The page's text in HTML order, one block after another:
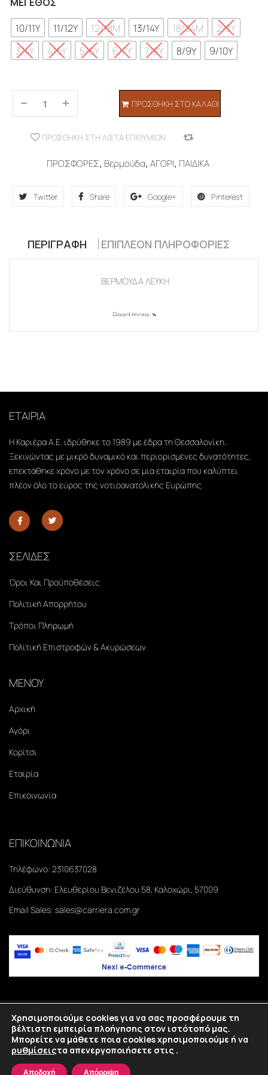
10/11Y
11/12Y 12/18M 13/14Y 18/24M
2/3Y
3/4Y
4/5Y 5/6Y 6/7Y 7/8Y 8/9Y 9/10Y
ΠΡΟΣΘΉΚΗ ΣΤΟ ΚΑΛΆΘΙ
ΠΡΟΣΘΉΚΗ ΣΤΗ ΛΊΣΤΑ ΕΠΙΘΥΜΙΏΝ
ΠΡΟΣΦΟΡΕΣ, Βερμούδα, ΑΓΟΡΙ, ΠΑΙΔΙΚΑ
Twitter Share Google+ Pinterest
ΠΕΡΙΓΡΑΦΉ ΕΠΙΠΛΈΟΝ ΠΛΗΡΟΦΟΡΊΕΣ
ΒΕΡΜΟΥΔΑ ΛΕΥΚΗ
Read more
ΕΤΑΙΡΙΑ
Η Καριέρα Α.Ε. ιδρύθηκε το 1989 με έδρα τη Θεσσαλονίκη..
Ξεκινώντας με μικρό δυναμικό και περιορισμένες δυνατότητες,
επεκτάθηκε χρόνο με τον χρόνο σε μια εταιρία που καλύπτει
πλέον όλο το εύρος της νοτιοανατολικής Ευρώπης.
ΣΕΛΙΔΕΣ
Όροι Και Προϋποθέσεις
Πολιτική Απορρήτου
Τρόποι Πληρωμή
Πολιτική Επιστροφών & Ακυρώσεων
ΜΕΝΟΥ
Αρχική
Αγόρι
Κορίτσι
Εταιρία
Επικοινωνία
ΕΠΙΚΟΙΝΩΝΙΑ
Τηλέφωνο: 2310637028
Διεύθυνση: Ελευθερίου Βενιζέλου 58, Καλοχώρι, 57009
Email Sales: sales@carriera.com.gr
Copyright2026©Carriera. All rights reserved.
Κατασκευή eshop Θεσσαλονίκη SmartWebDesign
Χρησιμοποιούμε cookies για να σας προσφέρουμε τη
βέλτιστη εμπειρία πλοήγησης στον ιστότοπό μας.
Μπορείτε να μάθετε ποια cookies χρησιμοποιούμε ή να
τα απενεργοποιήσετε στις
ρυθμίσεις .
Αποδοχή Απόρριψη